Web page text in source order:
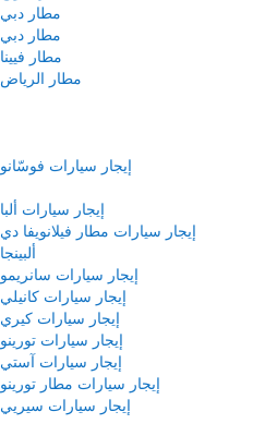
مطار دبي
مطار دبي
مطار فيينا
مطار الرياض
إيجار سيارات فوسّانو
إيجار سيارات ألبا
إيجار سيارات مطار فيلانويفا دي
ألبينجا
إيجار سيارات سانريمو
إيجار سيارات كانيلي
إيجار سيارات كيري
إيجار سيارات تورينو
إيجار سيارات آستي
إيجار سيارات مطار تورينو
إيجار سيارات سيريي